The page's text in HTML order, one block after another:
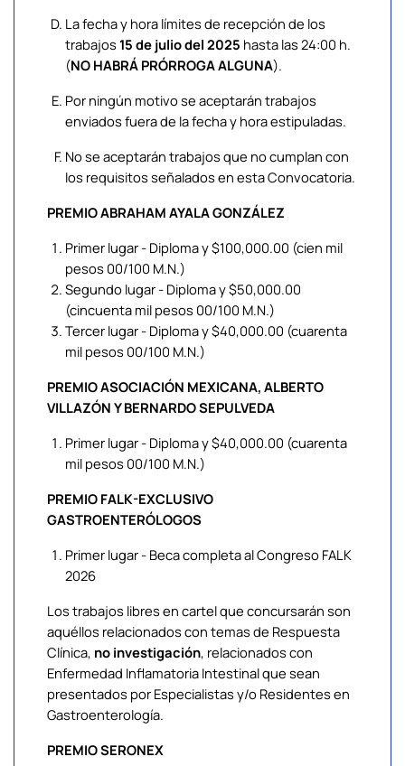
La fecha y hora límites de recepción de los
trabajos15 de julio del 2025 hasta las 24:00 h.
(NO HABRÁ PRÓRROGA ALGUNA).
Por ningún motivo se aceptarán trabajos
enviados fuera de la fecha y hora estipuladas.
No se aceptarán trabajos que no cumplan con
los requisitos señalados en esta Convocatoria.
PREMIO ABRAHAM AYALA GONZÁLEZ
Primer lugar - Diploma y $100,000.00 (cien mil
pesos 00/100 M.N.)
Segundo lugar - Diploma y $50,000.00
(cincuenta mil pesos 00/100 M.N.)
Tercer lugar - Diploma y $40,000.00 (cuarenta
mil pesos 00/100 M.N.)
PREMIO ASOCIACIÓN MEXICANA, ALBERTO
VILLAZÓN Y BERNARDO SEPULVEDA
Primer lugar - Diploma y $40,000.00 (cuarenta
mil pesos 00/100 M.N.)
PREMIO FALK-EXCLUSIVO
GASTROENTERÓLOGOS
Primer lugar - Beca completa al Congreso FALK
2026
Los trabajos libres en cartel que concursarán son
aquéllos relacionados con temas de Respuesta
Clínica, no investigación, relacionados con
Enfermedad Inflamatoria Intestinal que sean
presentados por Especialistas y/o Residentes en
Gastroenterología.
PREMIO SERONEX